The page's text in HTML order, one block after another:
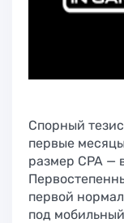
Спорный
первые
размер CPA —
первой
под